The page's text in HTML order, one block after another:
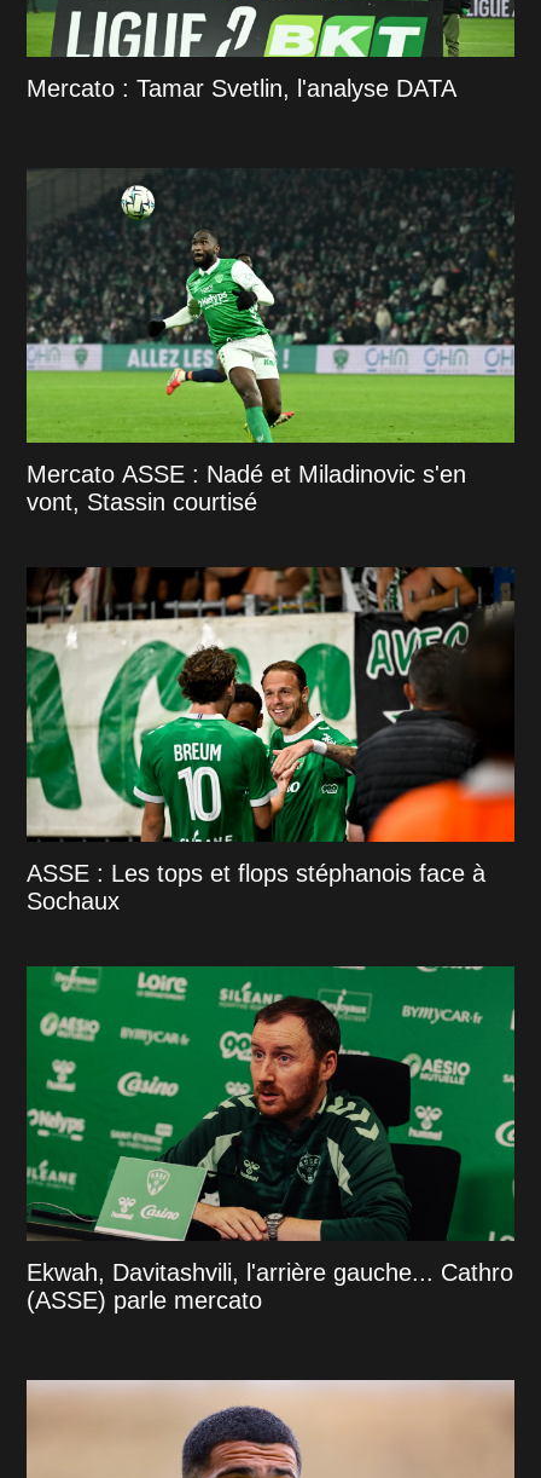
Mercato : Tamar Svetlin, l'analyse DATA
Mercato ASSE : Nadé et Miladinovic s'en
vont, Stassin courtisé
ASSE : Les tops et flops stéphanois face à
Sochaux
Ekwah, Davitashvili, l'arrière gauche... Cathro
(ASSE) parle mercato